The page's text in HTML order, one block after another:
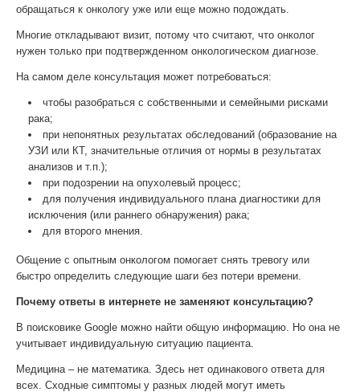
обращаться к онкологу уже или еще можно подождать.
Многие откладывают визит, потому что считают, что онколог
нужен только при подтвержденном онкологическом диагнозе.
На самом деле консультация может потребоваться:
чтобы разобраться с собственными и семейными рисками
рака;
при непонятных результатах обследований (образование на
УЗИ или КТ, значительные отличия от нормы в результатах
анализов и т.п.);
при подозрении на опухолевый процесс;
для получения индивидуального плана диагностики для
исключения (или раннего обнаружения) рака;
для второго мнения.
Общение с опытным онкологом помогает снять тревогу или
быстро определить следующие шаги без потери времени.
Почему ответы в интернете не заменяют консультацию?
В поисковике Google можно найти общую информацию. Но она не
учитывает индивидуальную ситуацию пациента.
Медицина – не математика. Здесь нет одинакового ответа для
всех. Сходные симптомы у разных людей могут иметь